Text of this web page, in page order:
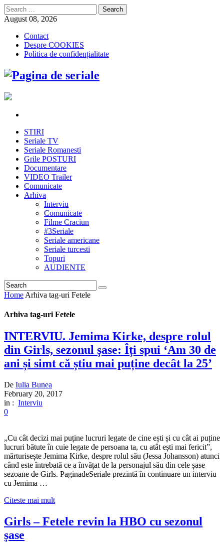
Search
for:
August 08, 2026
Contact
Despre COOKIES
Politica de confidențialitate
STIRI
Seriale TV
Seriale Romanesti
Grile POSTURI
Documentare
VIDEO Trailer
Comunicate
Arhiva
Interviu
Comunicate
Filme Craciun
#3Seriale
Seriale americane
Seriale turcesti
Topuri
AUDIENTE
Home Arhiva tag-uri Fetele
Arhiva tag-uri Fetele
INTERVIU. Jemima Kirke, despre rolul
din Girls, sezonul șase: Îți spui ‘Am 30 de
ani și simt că știu mai puține decât la 25’
De Iulia Bunea
February 20, 2017
in : Interviu
0
„Cu cât decizi mai puține lucruri legate de cine ești și cu cât ai puține
lucruri bătute în cuie legate de persoana ta, cu atât ești mai fericit”,
mărturisește Jemima Kirke, despre rolul său (Jessa Johansson) atunci
când este întrebată ce a învățat de la personajul său din cele șase
sezoane de Girls. PaginadeSeriale prezintă în continuare un interviu
cu Jemima …
Citeste mai mult
Girls – Fetele revin la HBO cu sezonul
șase